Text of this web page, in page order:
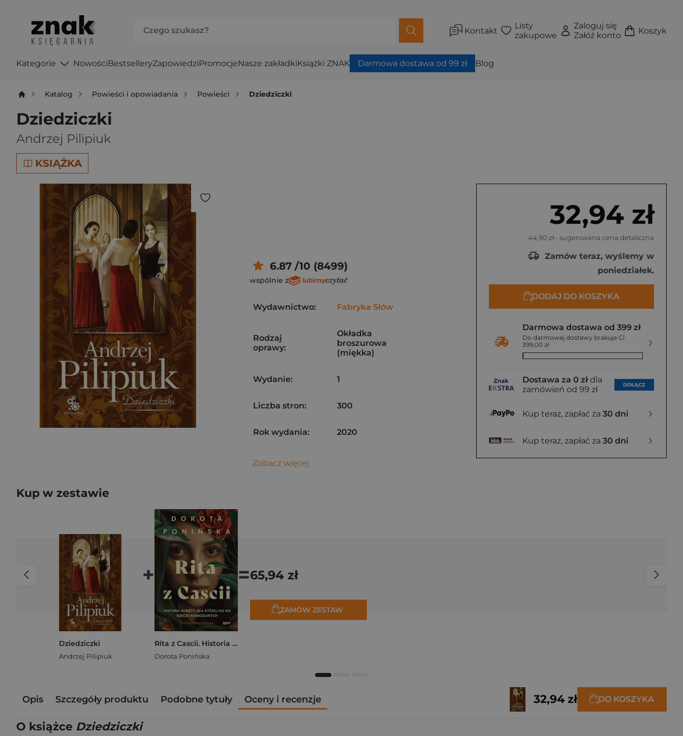
Kontakt
Listy
zakupowe
Zaloguj się
Załóż konto
Koszyk
Kategorie NowościBestselleryZapowiedziPromocjeNasze zakładkiKsiążki ZNAK Darmowa dostawa od 99 zł Blog
Katalog Powieści i opowiadania Powieści Dziedziczki
Dziedziczki
Andrzej Pilipiuk
KSIĄŻKA
32,94 zł
44,90 zł - sugerowana cena detaliczna
Zamów teraz, wyślemy w
poniedziałek.
DODAJ DO KOSZYKA
Darmowa dostawa od 399 zł
Do darmowej dostawy brakuje Ci
399,00 zł
Dostawa za 0 zł dla
zamówień od 99 zł
DOŁĄCZ
Kup teraz, zapłać za 30 dni
Kup teraz, zapłać za 30 dni
6.87 /10 (8499)
wspólnie z
Wydawnictwo: Fabryka Słów
Rodzaj
oprawy:
Okładka
broszurowa
(miękka)
Wydanie: 1
Liczba stron: 300
Rok wydania: 2020
Zobacz więcej
Kup w zestawie
Dziedziczki
Andrzej Pilipiuk
+
Rita z Cascii. Historia kobiety, dla której nie ma rzeczy niemożliwych
Dorota Ponińska
=65,94 zł
ZAMÓW ZESTAW
Opis Szczegóły produktu Podobne tytuły Oceny i recenzje 32,94 zł DO KOSZYKA
O książce Dziedziczki